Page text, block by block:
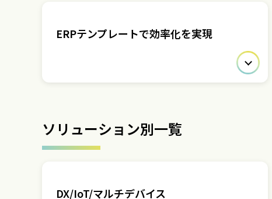
ERPテンプレートで効率化を実現
ソリューション別一覧
DX/IoT/マルチデバイス